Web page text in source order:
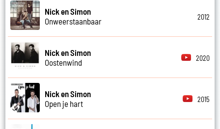
Nick en Simon
Onweerstaanbaar
2012
Nick en Simon
Oostenwind
2020
Nick en Simon
Open je hart
2015